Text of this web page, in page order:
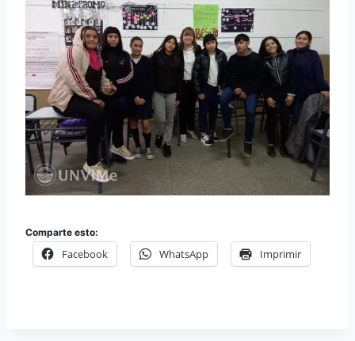
Comparte esto:
Facebook WhatsApp Imprimir